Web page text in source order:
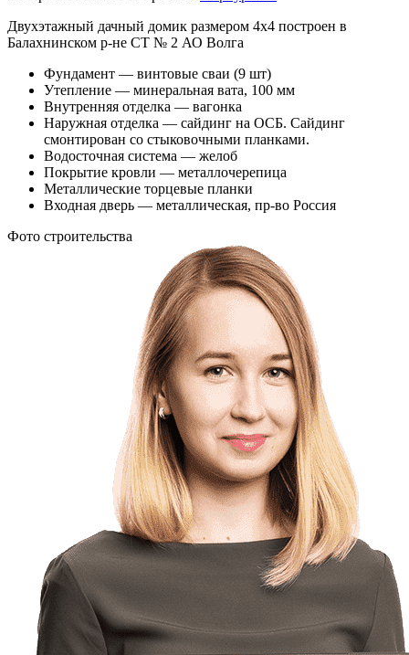
Двухэтажный дачный домик размером 4х4 построен в
Балахнинском р-не СТ № 2 АО Волга
Фундамент — винтовые сваи (9 шт)
Утепление — минеральная вата, 100 мм
Внутренняя отделка — вагонка
Наружная отделка — сайдинг на ОСБ. Сайдинг
смонтирован со стыковочными планками.
Водосточная система — желоб
Покрытие кровли — металлочерепица
Металлические торцевые планки
Входная дверь — металлическая, пр-во Россия
Фото строительства